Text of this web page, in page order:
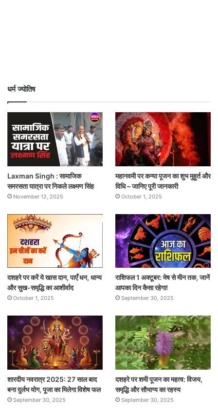
धर्म ज्योतिष
Laxman Singh : सामाजिक
समरसता यात्रा पर निकले लक्ष्मण सिंह
November 12, 2025
महानवमी पर कन्या पूजन का शुभ मुहूर्त और
विधि – जानिए पूरी जानकारी
October 1, 2025
दशहरे पर करें ये खास दान, पाएँ धन, धान्य
और सुख-समृद्धि का आशीर्वाद
October 1, 2025
राशिफल 1 अक्टूबर: मेष से मीन तक, जानें
आपका दिन कैसा रहेगा!
September 30, 2025
शारदीय नवरात्र 2025: 27 साल बाद
बना दुर्लभ योग, पूजा का मिलेगा विशेष फल
September 30, 2025
दशहरे पर शमी पूजन का महत्व: विजय,
समृद्धि और सौभाग्य का रहस्य
September 30, 2025